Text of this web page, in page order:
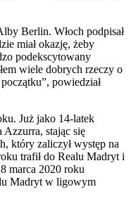
Berlin. Włoch podpisał
miał okazję, żeby
podekscytowany
wiele dobrych rzeczy o
powiedział
Już jako 14-latek
Azzurra, stając się
który zaliczył występ na
trafił do Realu Madryt i
marca 2020 roku
Madryt w ligowym